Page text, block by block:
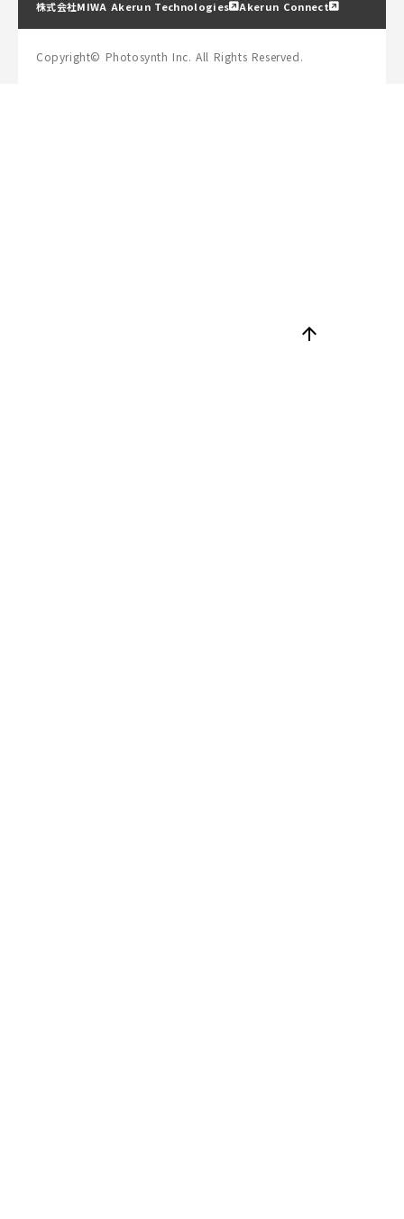
arrow_upward
株式会社MIWA Akerun Technologies
Akerun Connect
Copyright© Photosynth Inc. All Rights Reserved.